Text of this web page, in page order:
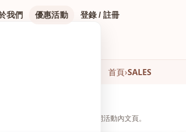
我們 優惠活動 登錄 / 註冊
首頁›SALES
頁下方瀏覽與下單，無需另開活動內文頁。